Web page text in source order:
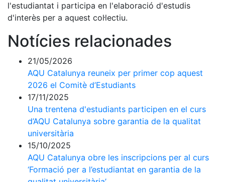
l'estudiantat i participa en l'elaboració d'estudis
d'interès per a aquest col·lectiu.
Notícies relacionades
21/05/2026
AQU Catalunya reuneix per primer cop aquest
2026 el Comitè d’Estudiants
17/11/2025
Una trentena d'estudiants participen en el curs
d’AQU Catalunya sobre garantia de la qualitat
universitària
15/10/2025
AQU Catalunya obre les inscripcions per al curs
‘Formació per a l’estudiantat en garantia de la